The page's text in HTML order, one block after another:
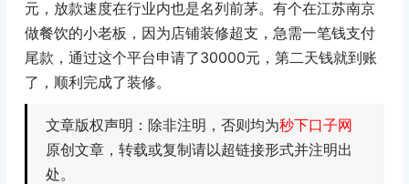
元，放款速度在行业内也是名列前茅。有个在江苏南京
做餐饮的小老板，因为店铺装修超支，急需一笔钱支付
尾款，通过这个平台申请了30000元，第二天钱就到账
了，顺利完成了装修。
文章版权声明：除非注明，否则均为秒下口子网
原创文章，转载或复制请以超链接形式并注明出
处。